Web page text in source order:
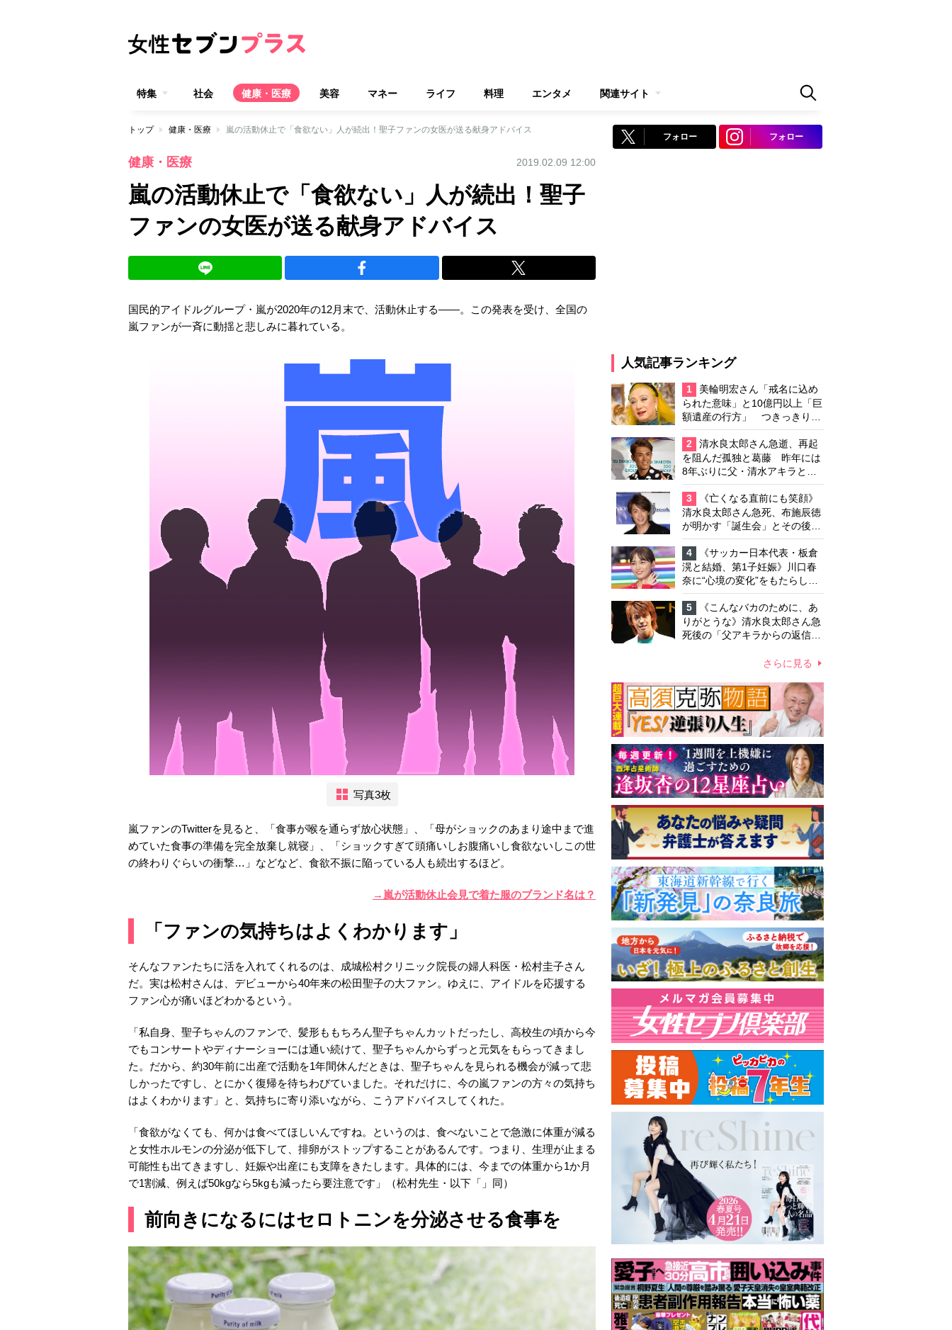
特集 社会 健康・医療 美容 マネー ライフ 料理 エンタメ 関連サイト
トップ 健康・医療 嵐の活動休止で「食欲ない」人が続出！聖子ファンの女医が送る献身アドバイス
健康・医療 2019.02.09 12:00
嵐の活動休止で「食欲ない」人が続出！聖子
ファンの女医が送る献身アドバイス
国民的アイドルグループ・嵐が2020年の12月末で、活動休止する――。この発表を受け、全国の
嵐ファンが一斉に動揺と悲しみに暮れている。
写真3枚
嵐ファンのTwitterを見ると、「食事が喉を通らず放心状態」、「母がショックのあまり途中まで進
めていた食事の準備を完全放棄し就寝」、「ショックすぎて頭痛いしお腹痛いし食欲ないしこの世
の終わりぐらいの衝撃…」などなど、食欲不振に陥っている人も続出するほど。
→嵐が活動休止会見で着た服のブランド名は？
「ファンの気持ちはよくわかります」
そんなファンたちに活を入れてくれるのは、成城松村クリニック院長の婦人科医・松村圭子さん
だ。実は松村さんは、デビューから40年来の松田聖子の大ファン。ゆえに、アイドルを応援する
ファン心が痛いほどわかるという。
「私自身、聖子ちゃんのファンで、髪形ももちろん聖子ちゃんカットだったし、高校生の頃から今
でもコンサートやディナーショーには通い続けて、聖子ちゃんからずっと元気をもらってきまし
た。だから、約30年前に出産で活動を1年間休んだときは、聖子ちゃんを見られる機会が減って悲
しかったですし、とにかく復帰を待ちわびていました。それだけに、今の嵐ファンの方々の気持ち
はよくわかります」と、気持ちに寄り添いながら、こうアドバイスしてくれた。
「食欲がなくても、何かは食べてほしいんですね。というのは、食べないことで急激に体重が減る
と女性ホルモンの分泌が低下して、排卵がストップすることがあるんです。つまり、生理が止まる
可能性も出てきますし、妊娠や出産にも支障をきたします。具体的には、今までの体重から1か月
で1割減、例えば50kgなら5kgも減ったら要注意です」（松村先生・以下「」同）
前向きになるにはセロトニンを分泌させる食事を
フォロー フォロー
人気記事ランキング
1
美輪明宏さん「戒名に込め
られた意味」と10億円以上「巨
額遺産の行方」 つきっきりで
私生活をサポートしていた元俳
優が相続か
2
清水良太郎さん急逝、再起
を阻んだ孤独と葛藤 昨年には
8年ぶりに父・清水アキラと共
演、本格的な活動再開に向かっ
ていたが…周囲が懸念していた
「不安定なところ」
3
《亡くなる直前にも笑顔》
清水良太郎さん急死、布施辰徳
が明かす「誕生会」とその後の
メッセージ
4
《サッカー日本代表・板倉
滉と結婚、第1子妊娠》川口春
奈に“心境の変化”をもたらした
主演映画『ママせか』 身を削
って「がんに蝕まれる母」を演
じた壮絶な撮影現場
5
《こんなバカのために、あ
りがとうな》清水良太郎さん急
死後の「父アキラからの返信」
さらに見る